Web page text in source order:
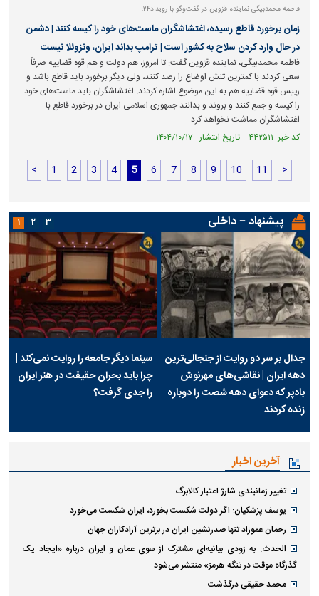
فاطمه محمدبیگی نماینده قزوین در گفت‌و‌گو با رویداد۲۴؛
زمان برخورد قاطع رسیده، اغتشاشگران ماست‌های خود را کیسه کنند | دشمن
در حال وارد کردن سلاح به کشور است | ترامپ بداند ایران، ونزوئلا نیست
فاطمه محمدبیگی، نماینده قزوین گفت: تا امروز، هم دولت و هم قوه قضاییه صرفاً
سعی کردند با کمترین تنش اوضاع را رصد کنند، ولی دیگر برخورد باید قاطع باشد و
رییس قوه قضاییه هم به این موضوع اشاره کردند. اغتشاشگران باید ماست‌های خود
را کیسه و جمع کنند و بروند و بدانند جمهوری اسلامی ایران در برخورد قاطع با
اغتشاشگران مماشت نخواهد کرد.
کد خبر: ۴۴۲۵۱۱ تاریخ انتشار : ۱۴۰۴/۱۰/۱۷
< 1 2 3 4 5 6 7 8 9 10 11 >
پیشنهاد − داخلی
جدال بر سر دو روایت از جنجالی‌ترین
دهه ایران | نقاشی‌های مهرنوش
بادپر که دعوای دهه شصت را دوباره
زنده کردند
سینما دیگر جامعه را روایت نمی‌کند |
چرا باید بحران حقیقت در هنر ایران
را جدی گرفت؟
۱ ۲ ۳
آخرین اخبار
تغییر زمانبندی‌ شارژ اعتبار کالابرگ
یوسف پزشکیان: اگر دولت شکست بخورد، ایران شکست می‌خورد
رحمان عموزاد تنها صدرنشین ایران در برترین آزادکاران جهان
الحدث: به زودی بیانیه‌ای مشترک از سوی عمان و ایران درباره «ایجاد یک
گذرگاه موقت در تنگه هرمز» منتشر می‌شود
محمد حقیقی درگذشت